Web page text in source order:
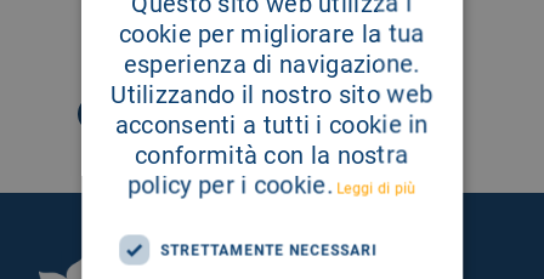
SEGUICI SU
cookie per migliorare la tua
esperienza di navigazione.
Utilizzando il nostro sito web
acconsenti a tutti i cookie in
conformità con la nostra
policy per i cookie. Leggi di più
STRETTAMENTE NECESSARI